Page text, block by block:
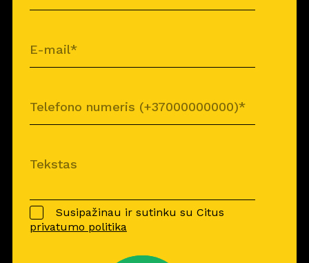
Susipažinau ir sutinku su Citus
privatumo politika